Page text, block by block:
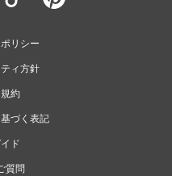
リシー
ィ方針
約
づく表記
ド
質問